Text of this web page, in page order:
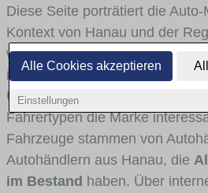
Alle Cookies akzeptieren
Einstellungen
Diese Seite porträtiert die
Kontext von Hanau und der
welchen Fahrzeugklassen Alfa
ist, welche Modellreihen häufig
Umlandverkehr zu sehen sind
Fahrertypen die Marke
Fahrzeuge stammen von
Autohändlern aus Hanau, die
im Bestand haben. Über